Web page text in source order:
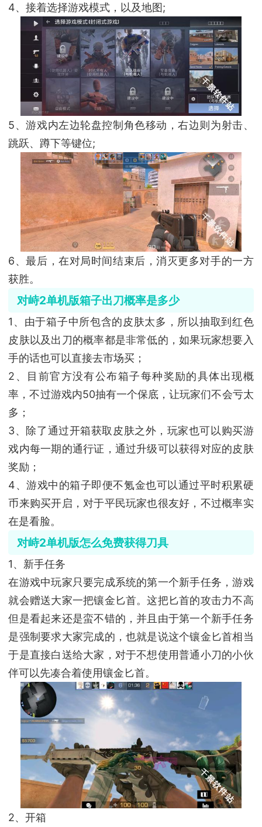
4、接着选择游戏模式，以及地图;
5、游戏内左边轮盘控制角色移动，右边则为射击、
跳跃、蹲下等键位;
6、最后，在对局时间结束后，消灭更多对手的一方
获胜。
对峙2单机版箱子出刀概率是多少
1、由于箱子中所包含的皮肤太多，所以抽取到红色
皮肤以及出刀的概率都是非常低的，如果玩家想要入
手的话也可以直接去市场买；
2、目前官方没有公布箱子每种奖励的具体出现概
率，不过游戏内50抽有一个保底，让玩家们不会亏太
多；
3、除了通过开箱获取皮肤之外，玩家也可以购买游
戏内每一期的通行证，通过升级可以获得对应的皮肤
奖励；
4、游戏中的箱子即便不氪金也可以通过平时积累硬
币来购买开启，对于平民玩家也很友好，不过概率实
在是看脸。
对峙2单机版怎么免费获得刀具
1、新手任务
在游戏中玩家只要完成系统的第一个新手任务，游戏
就会赠送大家一把镶金匕首。这把匕首的攻击力不高
但是看起来还是蛮不错的，并且由于第一个新手任务
是强制要求大家完成的，也就是说这个镶金匕首相当
于是直接白送给大家，对于不想使用普通小刀的小伙
伴可以先凑合着使用镶金匕首。
2、开箱